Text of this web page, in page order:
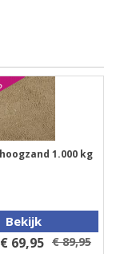
1.000 kg
Bekijk
€ 69,95 € 89,95